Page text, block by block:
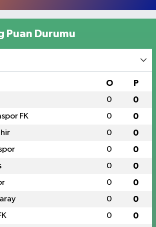
Puan Durumu
O P
0 0
FK 0 0
0 0
0 0
0 0
0 0
0 0
0 0